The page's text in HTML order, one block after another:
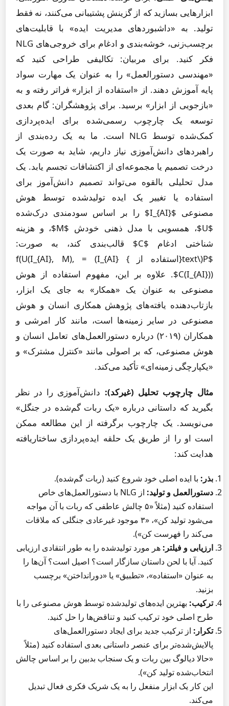
ابزارهایی بسازید که از گزینش پشتیبانی می‌کنند، نه فقط
تولید. به «داشبوردهای مدیریت ایده» با قابلیت‌های
برچسب‌زنی، خوشه‌بندی و ادغام برای خروجی‌های NLG
فکر کنید. برای مربیان: تکالیفی طراحی کنید که
«مهندسی دستورالعمل» را به عنوان یک مهارت سواد
پایه آموزش دهند. از «استفاده از ابزار» فراتر رفته و به
«بازجویی از ابزار» برسید. برای پژوهشگران: گام بعدی
توسعه یک چارچوب رسمی‌شده برای ایده‌پردازی
کمک‌شده توسط NLG است. ما به یک رده‌بندی از
راهبردهای دانش‌آموزی نیاز داریم، شاید به صورت یک
درخت تصمیم یا مجموعه‌ای از اکتشافات تجسم یابد. یک
مدل تحلیلی بالقوه می‌تواند تصمیم دانش‌آموز برای
استفاده یا تغییر یک ایده تولیدشده توسط هوش
مصنوعی $I_{AI}$ را بر اساس سودمندی درک‌شده
$U$، همسویی با مدل ذهنی خودش $M$، و هزینه
شناختی ادغام $C$ قالب‌بندی کند، به صورت:
$P(\text{استفاده از } I_{AI}) = f(U(I_{AI}, M),
C(I_{AI}))$. علاوه بر این، مفهوم استفاده از هوش
مصنوعی به عنوان یک «همکار» به جای یک ابزار،
بازتاب‌دهنده یافته‌های پژوهش همکاری انسان و هوش
مصنوعی در سایر زمینه‌ها است، مانند کار امرشی و
همکاران (۲۰۱۹) درباره دستورالعمل‌های تعامل انسان و
هوش مصنوعی، که بر اصولی مانند «کنترل مشترک» و
«یکپارچگی زمینه‌ای» تأکید می‌کند.
مثال چارچوب تحلیل (غیرکد): دانش‌آموزی را در نظر
بگیرید که داستانی درباره «یک ربات گم‌شده در جنگل»
می‌نویسد. یک چارچوب برگرفته از این مطالعه ممکن
است او را از طریق یک حلقه ایده‌پردازی ساختاریافته
هدایت کند:
بذر: با ایده اصلی خود شروع کنید (ربات گم‌شده).
دستورالعمل و تولید:
از NLG با دستورالعمل‌های خاص
استفاده کنید (مثلاً «۵ چالش عاطفی که ربات با آن مواجه
می‌شود تولید کن»، «۳ موجود غیرعادی جنگلی که ملاقات
می‌کند را فهرست کن»).
ارزیابی و فیلتر: هر مورد تولیدشده را به طور انتقادی ارزیابی
کنید. آیا با لحن داستان سازگار است؟ اصیل است؟ آن‌ها را
به عنوان «استفاده»، «تطبیق» یا «دورانداختن» برچسب
بزنید.
ترکیب: بهترین ایده‌های تولیدشده توسط هوش مصنوعی را با
طرح اصلی خود ترکیب کنید و تناقض‌ها را حل کنید.
تکرار: از ترکیب جدید برای ایجاد دستورالعمل‌های
پالایش‌شده‌تر برای عنصر داستانی بعدی استفاده کنید (مثلاً
«حالا دیالوگ بین ربات و یک سنجاب بدبین را بر اساس چالش
انتخاب‌شده تولید کن»).
این کار یک ابزار منفعل را به یک شریک فکری فعال تبدیل
می‌کند.